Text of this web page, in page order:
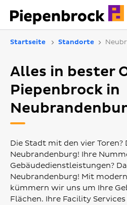
Startseite Standorte
Alles in bester
Piepenbrock in
Die Stadt mit den vier Toren?
Neubrandenburg! Ihre
Gebäudedienstleistungen?
Neubrandenburg! Mit
kümmern wir uns um Ihre
Flächen. Ihre Facility